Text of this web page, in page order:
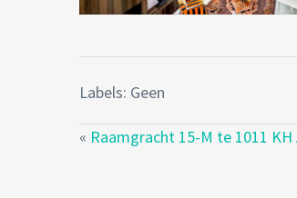
Labels: Geen
« Raamgracht 15-M te 1011